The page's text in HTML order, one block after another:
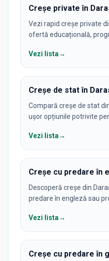
Creșe private în
Vezi rapid creșe private
ofertă educațională,
Vezi lista→
Creșe de stat în
Compară creșe de stat
ușor opțiunile potrivite
Vezi lista→
Creșe cu predare în
Descoperă creșe din
predare în engleză sau
Vezi lista→
Creșe cu predare în